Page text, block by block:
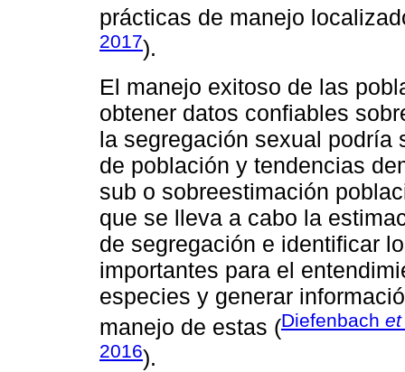
prácticas de manejo
2017).
El manejo exitoso de las
obtener datos confiables
la segregación sexual podría
de población y tendencias
sub o sobreestimación
que se lleva a cabo la
de segregación e identificar
importantes para el
especies y generar
manejo de estas (Diefenbach
2016).